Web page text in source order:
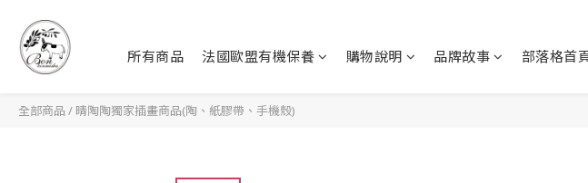
所有商品 法國歐盟有機保養 購物說明 品牌故事 部落格首
全部商品 / 晴陶陶獨家插畫商品(陶、紙膠帶、手機殼)